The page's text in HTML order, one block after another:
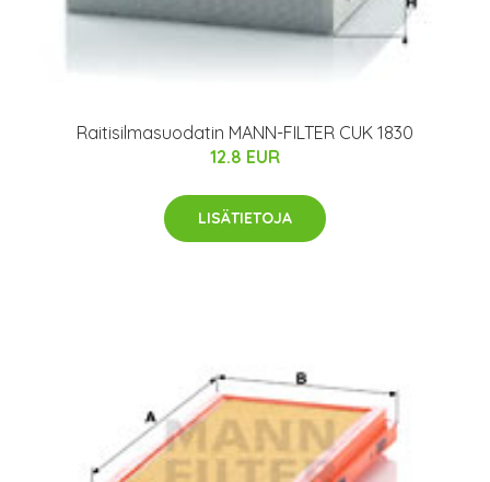
Raitisilmasuodatin MANN-FILTER CUK 1830
12.8 EUR
LISÄTIETOJA